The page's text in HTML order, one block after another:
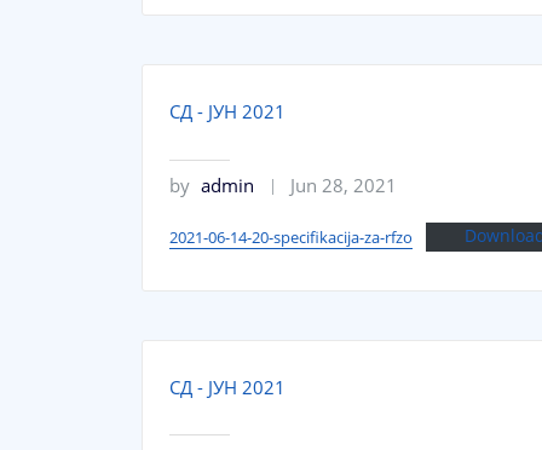
СД - ЈУН 2021
by admin Jun 28, 2021
2021-06-14-20-specifikacija-za-rfzo
СД - ЈУН 2021